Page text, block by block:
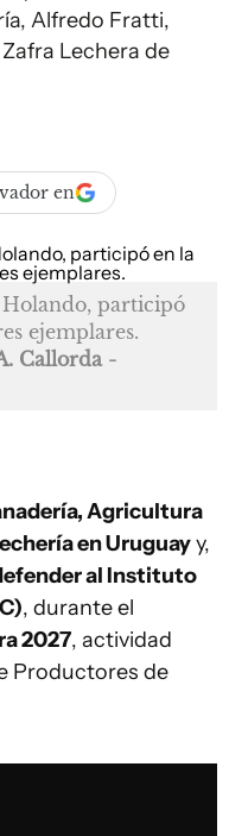
Alfredo Fratti,
Lechera de
en
participó
ejemplares.
Callorda -
Agricultura
en Uruguayy,
al Instituto
, durante el
2027, actividad
Productores de